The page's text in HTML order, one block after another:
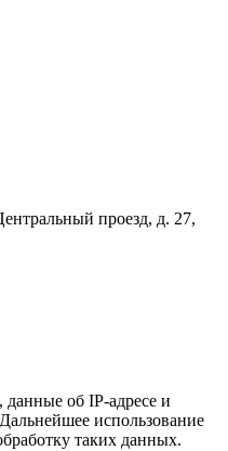
проезд, д. 27,
об IP-адресе и
использование
таких данных.